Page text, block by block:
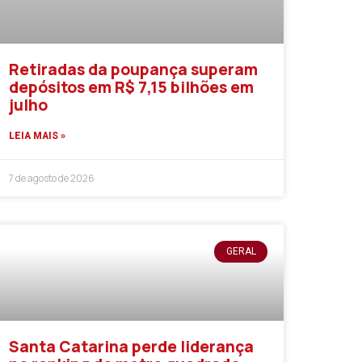
Retiradas da poupança superam
depósitos em R$ 7,15 bilhões em
julho
LEIA MAIS »
7 de agosto de 2026
GERAL
Santa Catarina perde liderança